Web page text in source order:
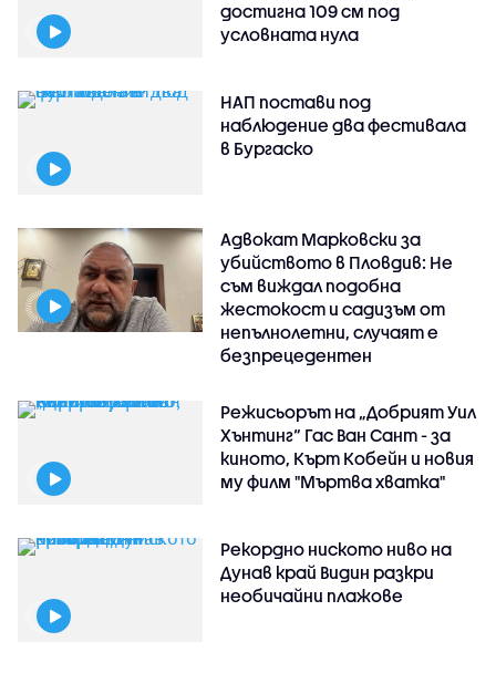
достигна 109 см под
условната нула
НАП постави под
наблюдение два фестивала
в Бургаско
Адвокат Марковски за
убийството в Пловдив: Не
съм виждал подобна
жестокост и садизъм от
непълнолетни, случаят е
безпрецедентен
Режисьорът на „Добрият Уил
Хънтинг“ Гас Ван Сант - за
киното, Кърт Кобейн и новия
му филм "Мъртва хватка"
Рекордно ниското ниво на
Дунав край Видин разкри
необичайни плажове